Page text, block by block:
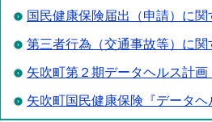
国民健康保険届出（申請）に関
第三者行為（交通事故等）に関
矢吹町第２期データヘルス計
矢吹町国民健康保険『データ